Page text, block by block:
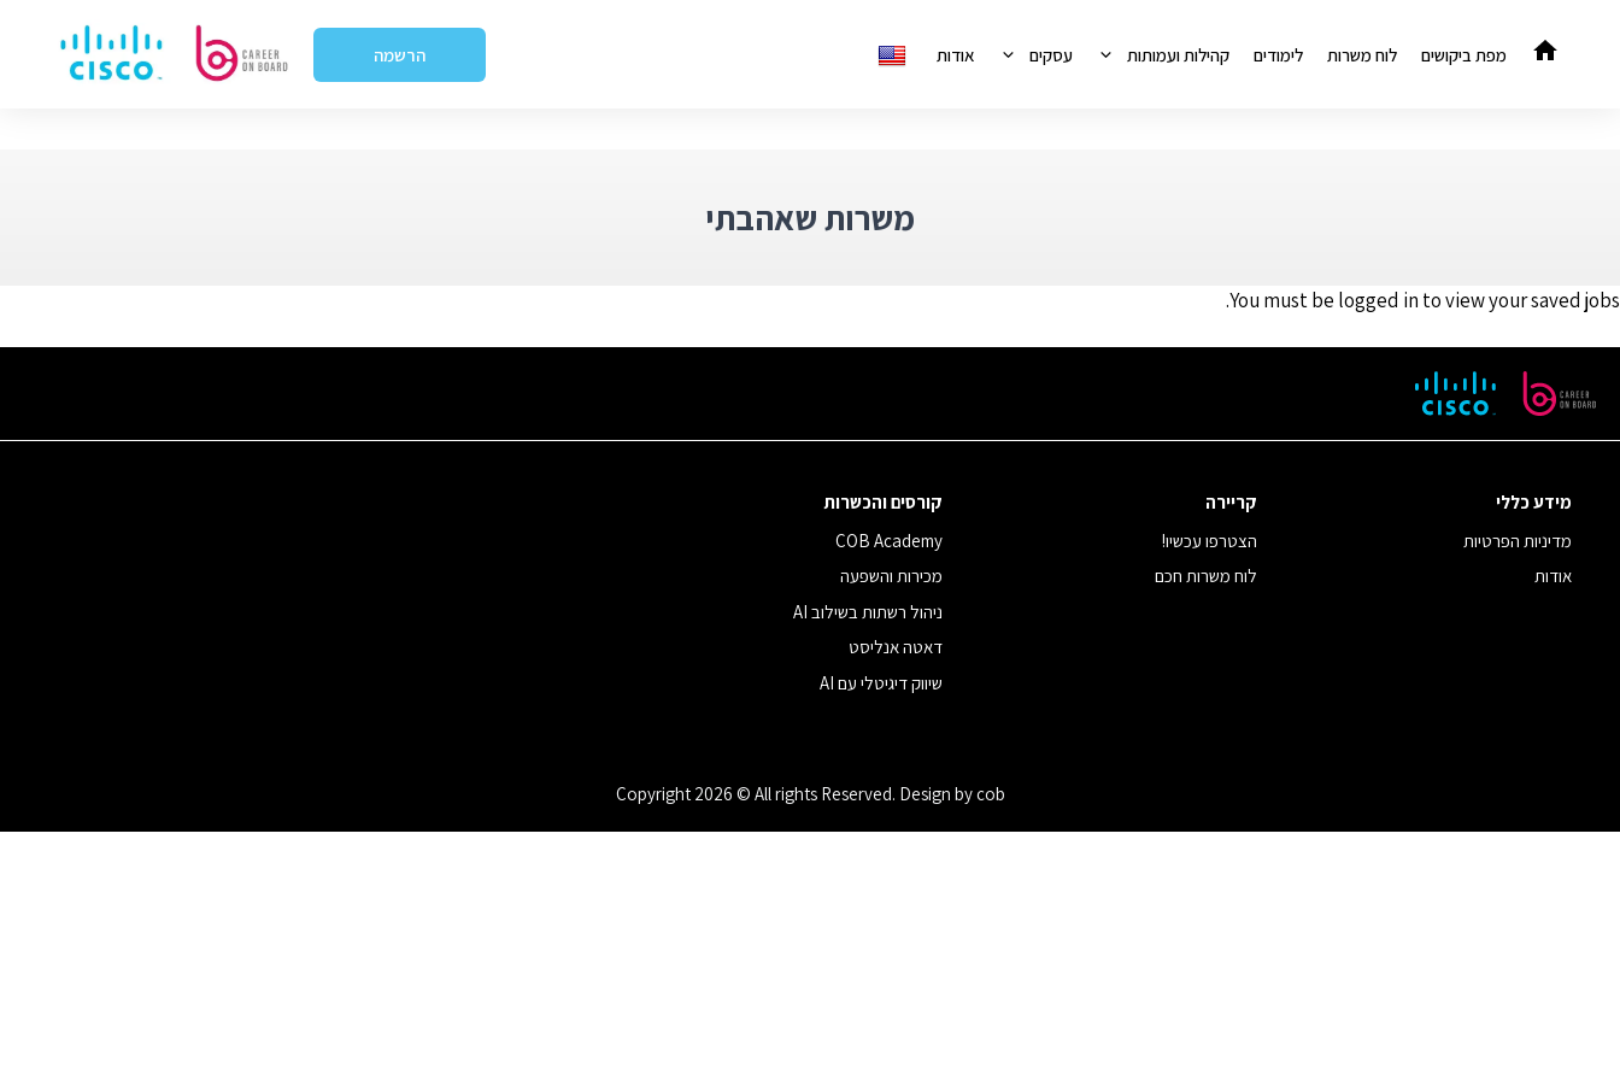
מפת ביקושים לוח משרות לימודים קהילות ועמותות עסקים אודות הרשמה
משרות שאהבתי
You must be logged in to view your saved jobs.
מידע כללי
מדיניות הפרטיות
אודות
קריירה
הצטרפו עכשיו!
לוח משרות חכם
קורסים והכשרות
COB Academy
מכירות והשפעה
ניהול רשתות בשילוב AI
דאטה אנליסט
שיווק דיגיטלי עם AI
Copyright 2026 © All rights Reserved. Design by cob